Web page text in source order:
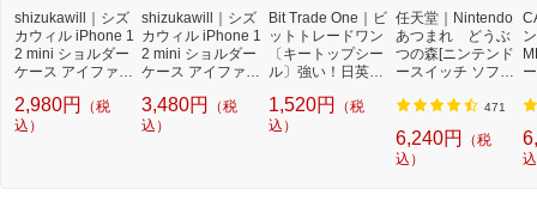
shizukawill｜シズ
カウィル iPhone 1
2 mini ショルダー
ケース アイファン
アーモンド APIP1
2MIF52BR
2,980円
（税
込）
shizukawill｜シズ
カウィル iPhone 1
2 mini ショルダー
ケース アイファン
ェブラック APIP1
2MIF53BK
3,480円
（税
込）
Bit Trade One｜ビ
ットトレードワン
〔キートップシー
ル〕強い！日英対
プシールセット ブ
ルー DYKTSBL
1,520円
（税
込）
任天堂｜Nintendo
あつまれ どうぶ
つの森[ニンテンド
ースイッチ ソフ
471
6,240円
（税
込）